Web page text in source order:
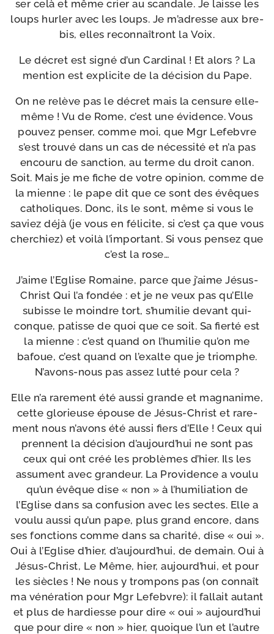
ser celà et même crier au scan­dale. Je laisse les
loups hur­ler avec les loups. Je m’a­dresse aux bre­
bis, elles recon­naî­tront la Voix.
Le décret est signé d’un Cardinal ! Et alors ? La
men­tion est expli­cite de la déci­sion du Pape.
On ne relève pas le décret mais la cen­sure elle-​
même ! Vu de Rome, c’est une évi­dence. Vous
pou­vez pen­ser, comme moi, que Mgr Lefebvre
s’est trou­vé dans un cas de néces­si­té et n’a pas
encou­ru de sanc­tion, au terme du droit canon.
Soit. Mais je me fiche de votre opi­nion, comme de
la mienne : le pape dit que ce sont des évêques
catho­liques. Donc, ils le sont, même si vous le
saviez déjà (je vous en féli­cite, si c’est ça que vous
cher­chiez) et voi­là l’im­por­tant. Si vous pen­sez que
c’est la rose…
J’aime l’Eglise Romaine, parce que j’aime Jésus-​
Christ Qui l’a fon­dée : et je ne veux pas qu’Elle
subisse le moindre tort, s’hu­mi­lie devant qui­
conque, patisse de quoi que ce soit. Sa fier­té est
la mienne : c’est quand on l’hu­mi­lie qu’on me
bafoue, c’est quand on l’exalte que je triomphe.
N’avons-​nous pas assez lut­té pour cela ?
Elle n’a rare­ment été aus­si grande et magna­nime,
cette glo­rieuse épouse de Jésus-​Christ et rare­
ment nous n’a­vons été aus­si fiers d’Elle ! Ceux qui
prennent la déci­sion d’au­jourd’­hui ne sont pas
ceux qui ont créé les pro­blèmes d’hier. Ils les
assument avec gran­deur. La Providence a vou­lu
qu’un évêque dise « non » à l’hu­mi­lia­tion de
l’Eglise dans sa confu­sion avec les sectes. Elle a
vou­lu aus­si qu’un pape, plus grand encore, dans
ses fonc­tions comme dans sa cha­ri­té, dise « oui ».
Oui à l’Eglise d’hier, d’au­jourd’­hui, de demain. Oui à
Jésus-​Christ, Le Même, hier, aujourd’­hui, et pour
les siècles ! Ne nous y trom­pons pas (on connaît
ma véné­ra­tion pour Mgr Lefebvre): il fal­lait autant
et plus de har­diesse pour dire « oui » aujourd’­hui
que pour dire « non » hier, quoique l’un et l’autre